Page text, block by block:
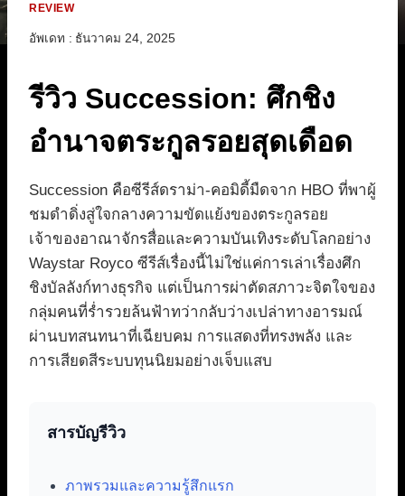
REVIEW
อัพเดท : ธันวาคม 24, 2025
รีวิว Succession: ศึกชิง
อำนาจตระกูลรอยสุดเดือด
Succession คือซีรีส์ดราม่า-คอมิดี้มืดจาก HBO ที่พาผู้
ชมดำดิ่งสู่ใจกลางความขัดแย้งของตระกูลรอย
เจ้าของอาณาจักรสื่อและความบันเทิงระดับโลกอย่าง
Waystar Royco ซีรีส์เรื่องนี้ไม่ใช่แค่การเล่าเรื่องศึก
ชิงบัลลังก์ทางธุรกิจ แต่เป็นการผ่าตัดสภาวะจิตใจของ
กลุ่มคนที่ร่ำรวยล้นฟ้าทว่ากลับว่างเปล่าทางอารมณ์
ผ่านบทสนทนาที่เฉียบคม การแสดงที่ทรงพลัง และ
การเสียดสีระบบทุนนิยมอย่างเจ็บแสบ
สารบัญรีวิว
ภาพรวมและความรู้สึกแรก